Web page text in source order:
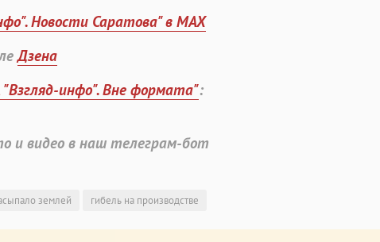
Новости Саратова" в MAX
Дзена
инфо". Вне формата":
и видео в наш телеграм-бот
землей гибель на производстве